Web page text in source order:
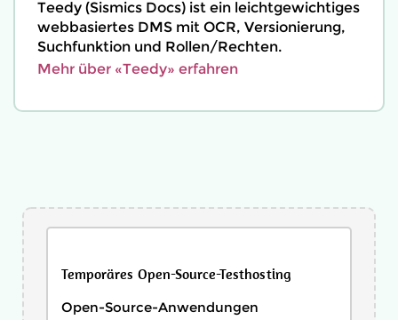
Teedy (Sismics Docs) ist ein leichtgewichtiges
webbasiertes DMS mit OCR, Versionierung,
Suchfunktion und Rollen/Rechten.
Mehr über «Teedy» erfahren
Temporäres Open-Source-Testhosting
Open-Source-Anwendungen